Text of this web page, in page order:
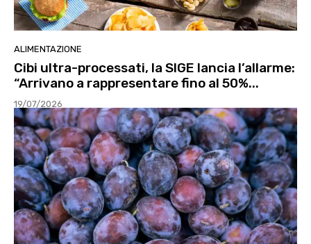
ALIMENTAZIONE
Cibi ultra-processati, la SIGE lancia l’allarme:
“Arrivano a rappresentare fino al 50%...
19/07/2026